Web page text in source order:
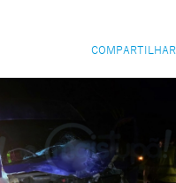
COMPARTILHAR